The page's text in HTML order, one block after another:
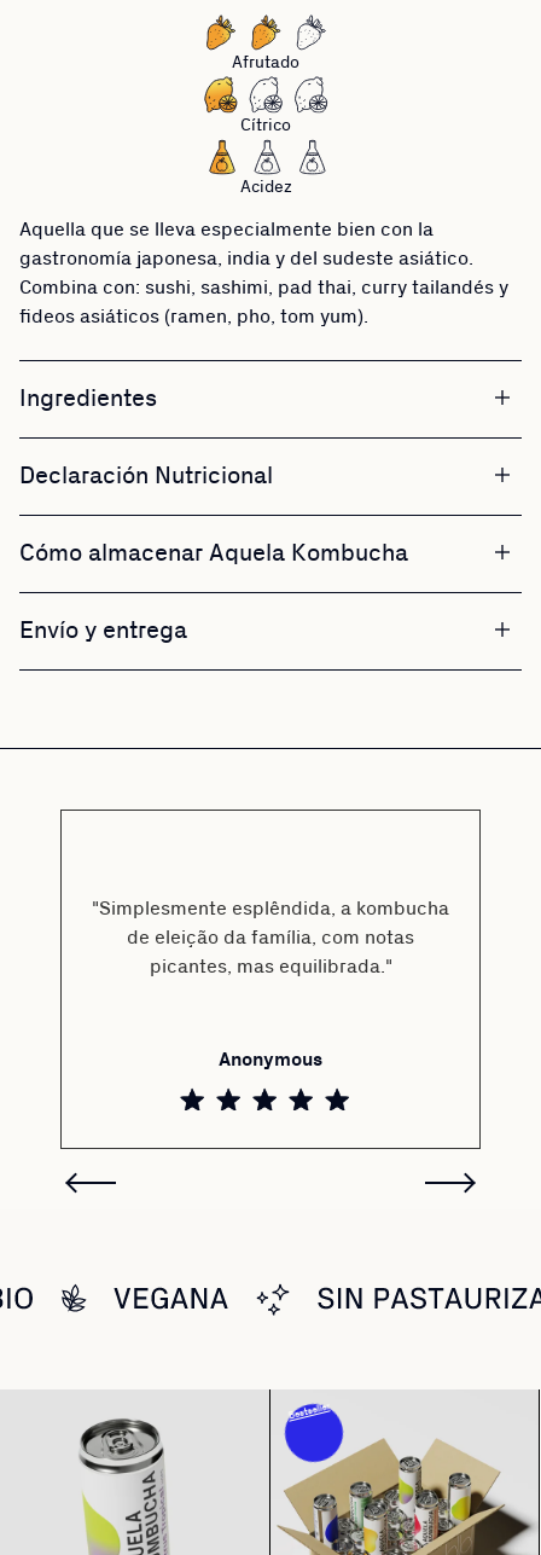
Afrutado
Cítrico
Acidez
Aquella que se lleva especialmente bien con la
gastronomía japonesa, india y del sudeste asiático.
Combina con: sushi, sashimi, pad thai, curry tailandés y
fideos asiáticos (ramen, pho, tom yum).
Ingredientes
Declaración Nutricional
Cómo almacenar Aquela Kombucha
Envío y entrega
"Simplesmente esplêndida, a kombucha
de eleição da família, com notas
picantes, mas equilibrada."
Anonymous
Bestseller